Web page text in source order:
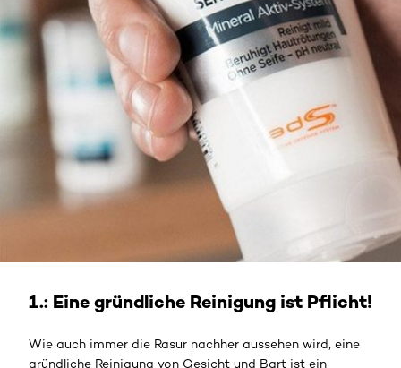
1.: Eine gründliche Reinigung ist Pflicht!
Wie auch immer die Rasur nachher aussehen wird, eine
gründliche Reinigung von Gesicht und Bart ist ein